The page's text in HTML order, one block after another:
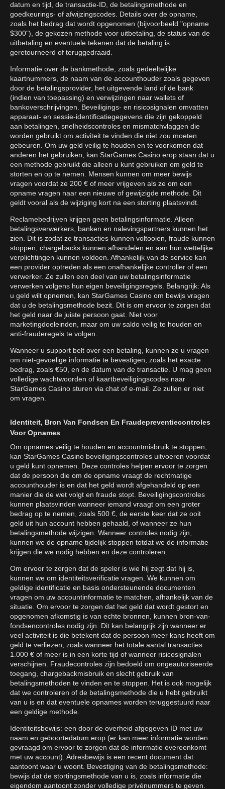
datum en tijd, de transactie-ID, de betalingsmethode en
goedkeurings- of afwijzingscodes. Details over de opname,
zoals het bedrag dat wordt opgenomen (bijvoorbeeld "opname
$300"), de gekozen methode voor uitbetaling, de status van de
uitbetaling en eventuele tekenen dat de betaling is
geretourneerd of teruggedraaid.
Informatie over de bankmethode, zoals gedeeltelijke
kaartnummers, de naam van de accounthouder zoals gegeven
door de betalingsprovider, het uitgevende land of de bank
(indien van toepassing) en verwijzingen naar wallets of
bankoverschrijvingen. Beveiligings- en risicosignalen omvatten
apparaat- en sessie-identificatiegegevens die zijn gekoppeld
aan betalingen, snelheidscontroles en mismatchvlaggen die
worden gebruikt om activiteit te vinden die niet zou moeten
gebeuren. Om uw geld veilig te houden en te voorkomen dat
anderen het gebruiken, kan StarGames Casino erop staan dat u
een methode gebruikt die alleen u kunt gebruiken om geld te
storten en op te nemen. Mensen kunnen om meer bewijs
vragen voordat ze 200 € of meer vrijgeven als ze om een
opname vragen naar een nieuwe of gewijzigde methode. Dit
geldt vooral als de wijziging kort na een storting plaatsvindt.
Reclamebedrijven krijgen geen betalingsinformatie. Alleen
betalingsverwerkers, banken en nalevingspartners kunnen het
zien. Dit is zodat ze transacties kunnen voltooien, fraude kunnen
stoppen, chargebacks kunnen afhandelen en aan hun wettelijke
verplichtingen kunnen voldoen. Afhankelijk van de service kan
een provider optreden als een onafhankelijke controller of een
verwerker. Ze zullen een deel van uw betalingsinformatie
verwerken volgens hun eigen beveiligingsregels. Belangrijk: Als
u geld wilt opnemen, kan StarGames Casino om bewijs vragen
dat u de betalingsmethode bezit. Dit is om ervoor te zorgen dat
het geld naar de juiste persoon gaat. Niet voor
marketingdoeleinden, maar om uw saldo veilig te houden en
anti-frauderegels te volgen.
Wanneer u support belt over een betaling, kunnen ze u vragen
om niet-gevoelige informatie te bevestigen, zoals het exacte
bedrag, zoals €50, en de datum van de transactie. U mag geen
volledige wachtwoorden of kaartbeveiligingscodes naar
StarGames Casino sturen via chat of e-mail. Ze zullen er niet
om vragen.
Identiteit, Bron Van Fondsen En Fraudepreventiecontroles
Voor Opnames
Om opnames veilig te houden en accountmisbruik te stoppen,
kan StarGames Casino beveiligingscontroles uitvoeren voordat
u geld kunt opnemen. Deze controles helpen ervoor te zorgen
dat de persoon die om de opname vraagt de rechtmatige
accounthouder is en dat het geld wordt afgehandeld op een
manier die de wet volgt en fraude stopt. Beveiligingscontroles
kunnen plaatsvinden wanneer iemand vraagt om een groter
bedrag op te nemen, zoals 500 €, de eerste keer dat ze ooit
geld uit hun account hebben gehaald, of wanneer ze hun
betalingsmethode wijzigen. Wanneer controles nodig zijn,
kunnen we de opname tijdelijk stoppen totdat we de informatie
krijgen die we nodig hebben en deze controleren.
Om ervoor te zorgen dat de speler is wie hij zegt dat hij is,
kunnen we om identiteitsverificatie vragen. We kunnen om
geldige identificatie en basis ondersteunende documenten
vragen om uw accountinformatie te matchen, afhankelijk van de
situatie. Om ervoor te zorgen dat het geld dat wordt gestort en
opgenomen afkomstig is van echte bronnen, kunnen bron-van-
fondsencontroles nodig zijn. Dit kan belangrijk zijn wanneer er
veel activiteit is die betekent dat de persoon meer kans heeft om
geld te verliezen, zoals wanneer het totale aantal transacties
1.000 € of meer is in een korte tijd of wanneer risicosignalen
verschijnen. Fraudecontroles zijn bedoeld om ongeautoriseerde
toegang, chargebackmisbruik en slecht gebruik van
betalingsmethoden te vinden en te stoppen. Het is ook mogelijk
dat we controleren of de betalingsmethode die u hebt gebruikt
van u is en dat eventuele opnames worden teruggestuurd naar
een geldige methode.
Identiteitsbewijs: een door de overheid afgegeven ID met uw
naam en geboortedatum erop (er kan meer informatie worden
gevraagd om ervoor te zorgen dat de informatie overeenkomt
met uw account). Adresbewijs is een recent document dat
aantoont waar u woont. Bevestiging van de betalingsmethode:
bewijs dat de stortingsmethode van u is, zoals informatie die
eigendom aantoont zonder volledige privénummers te geven.